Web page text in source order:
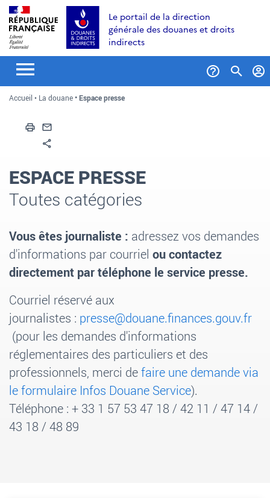
Aller
au
contenu
Aller
recherche
Aller
au
menu
Le portail de la direction
générale des douanes et droits
indirects
Accueil La douane Espace presse
Imprimer
ESPACE PRESSE
Toutes catégories
Vous êtes journaliste : adressez vos demandes
d'informations par courriel ou contactez
directement par téléphone le service presse.
Courriel réservé aux
journalistes : presse@douane.finances.gouv.fr
(pour les demandes d'informations
réglementaires des particuliers et des
professionnels, merci defaire une demande via
le formulaire Infos Douane Service).
Téléphone : + 33 1 57 53 47 18 / 42 11 / 47 14/
43 18 / 48 89